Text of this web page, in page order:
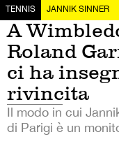
TENNIS JANNIK SINNER
A
Roland
ci ha
rivincita
Il modo in cui
di Parigi è un